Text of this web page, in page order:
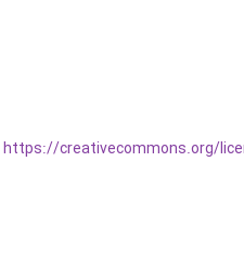
https://creativecommons.org/